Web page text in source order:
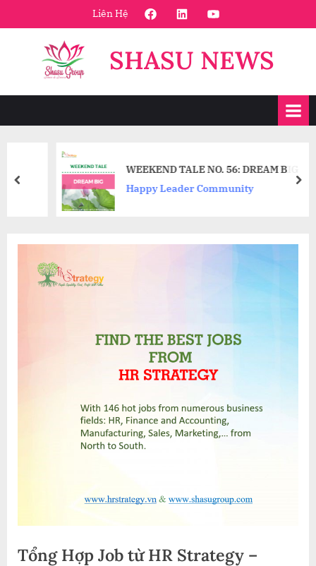
to
Liên Hệ FaceBookLinkedinYoutube
SHASU NEWS
WEEKEND TALE NO. 56: DREAM BIG
Happy Leader Community
prev
Tổng Hợp Job từ HR Strategy –